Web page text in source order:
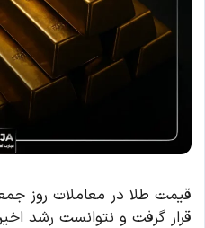
قیمت طلا در معاملات روز